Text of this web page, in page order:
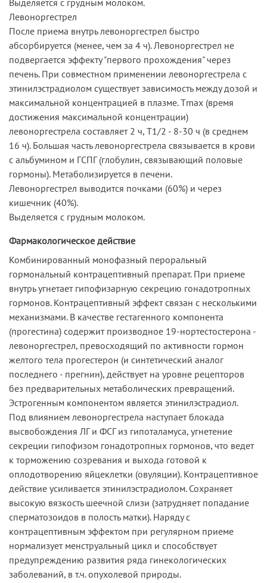
Левоноргестрел
После приема внутрь левоноргестрел быстро
абсорбируется (менее, чем за 4 ч). Левоноргестрел не
подвергается эффекту "первого прохождения" через
печень. При совместном применении левоноргестрела с
этинилэстрадиолом существует зависимость между дозой и
максимальной концентрацией в плазме. Тmах (время
достижения максимальной концентрации)
левоноргестрела составляет 2 ч, T1/2 - 8-30 ч (в среднем
16 ч). Большая часть левоноргестрела связывается в крови
с альбумином и ГСПГ (глобулин, связывающий половые
гормоны). Метаболизируется в печени.
Левоноргестрел выводится почками (60%) и через
кишечник (40%).
Выделяется с грудным молоком.
Фармакологическое действие
Комбинированный монофазный пероральный
гормональный контрацептивный препарат. При приеме
внутрь угнетает гипофизарную секрецию гонадотропных
гормонов. Контрацептивный эффект связан с несколькими
механизмами. В качестве гестагенного компонента
(прогестина) содержит производное 19-нортестостерона -
левоноргестрел, превосходящий по активности гормон
желтого тела прогестерон (и синтетический аналог
последнего - прегнин), действует на уровне рецепторов
без предварительных метаболических превращений.
Эстрогенным компонентом является этинилэстрадиол.
Под влиянием левоноргестрела наступает блокада
высвобождения ЛГ и ФСГ из гипоталамуса, угнетение
секреции гипофизом гонадотропных гормонов, что ведет
к торможению созревания и выхода готовой к
оплодотворению яйцеклетки (овуляции). Контрацептивное
действие усиливается этинилэстрадиолом. Сохраняет
высокую вязкость шеечной слизи (затрудняет попадание
сперматозоидов в полость матки). Наряду с
контрацептивным эффектом при регулярном приеме
нормализует менструальный цикл и способствует
предупреждению развития ряда гинекологических
заболеваний, в т.ч. опухолевой природы.